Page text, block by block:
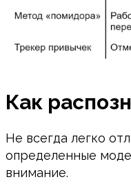
Как
Не всегда легко
определенные
внимание.